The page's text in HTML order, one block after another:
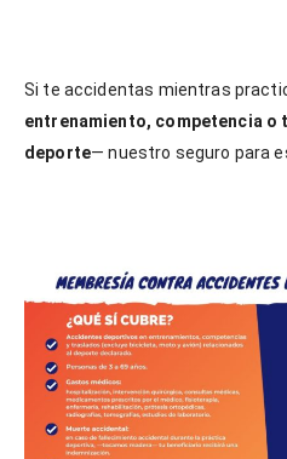
Si te accidentas mientras
entrenamiento, competencia
deporte— nuestro seguro para